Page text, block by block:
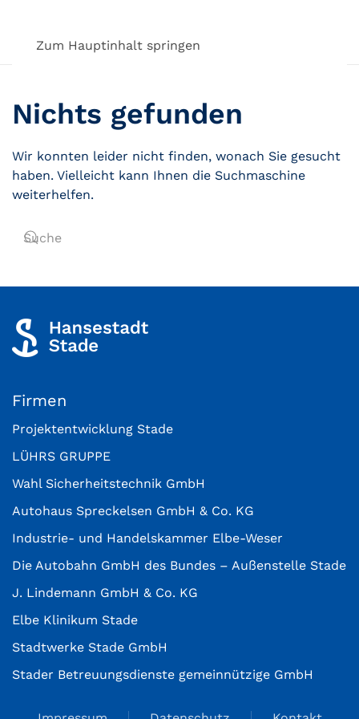
Zum Hauptinhalt springen
Nichts gefunden
Wir konnten leider nicht finden, wonach Sie gesucht
haben. Vielleicht kann Ihnen die Suchmaschine
weiterhelfen.
Firmen
Projektentwicklung Stade
LÜHRS GRUPPE
Wahl Sicherheitstechnik GmbH
Autohaus Spreckelsen GmbH & Co. KG
Industrie- und Handelskammer Elbe-Weser
Die Autobahn GmbH des Bundes – Außenstelle Stade
J. Lindemann GmbH & Co. KG
Elbe Klinikum Stade
Stadtwerke Stade GmbH
Stader Betreuungsdienste gemeinnützige GmbH